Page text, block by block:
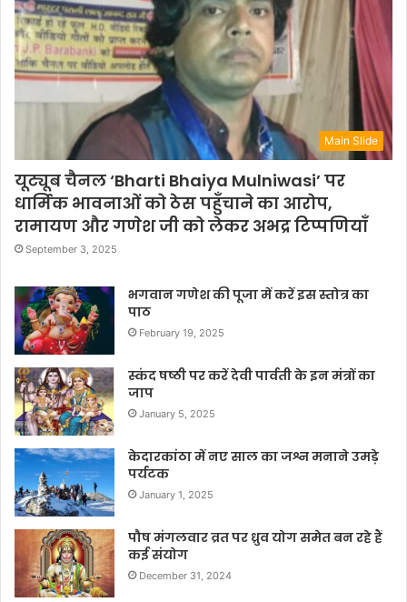
Main Slide
यूट्यूब चैनल ‘Bharti Bhaiya Mulniwasi’ पर
धार्मिक भावनाओं को ठेस पहुँचाने का आरोप,
रामायण और गणेश जी को लेकर अभद्र टिप्पणियाँ
September 3, 2025
भगवान गणेश की पूजा में करें इस स्तोत्र का
पाठ
February 19, 2025
स्कंद षष्ठी पर करें देवी पार्वती के इन मंत्रों का
जाप
January 5, 2025
केदारकांठा में नए साल का जश्न मनाने उमड़े
पर्यटक
January 1, 2025
पौष मंगलवार व्रत पर ध्रुव योग समेत बन रहे हैं
कई संयोग
December 31, 2024